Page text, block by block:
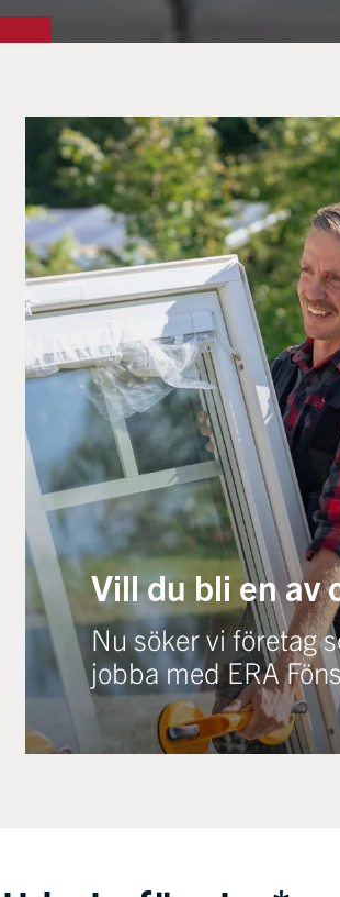
Vill du bli en av
Nu söker vi företag
jobba med ERA